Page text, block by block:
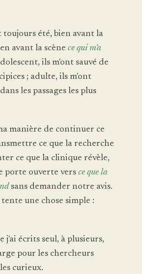
toujours été, bien avant la
avant la scène ce qui m'a
ils m'ont sauvé de
; adulte, ils m'ont
les passages les plus
manière de continuer ce
ce que la recherche
ce que la clinique révèle,
porte ouverte vers ce que la
sans demander notre avis.
une chose simple :
j'ai écrits seul, à plusieurs,
pour les chercheurs
curieux.